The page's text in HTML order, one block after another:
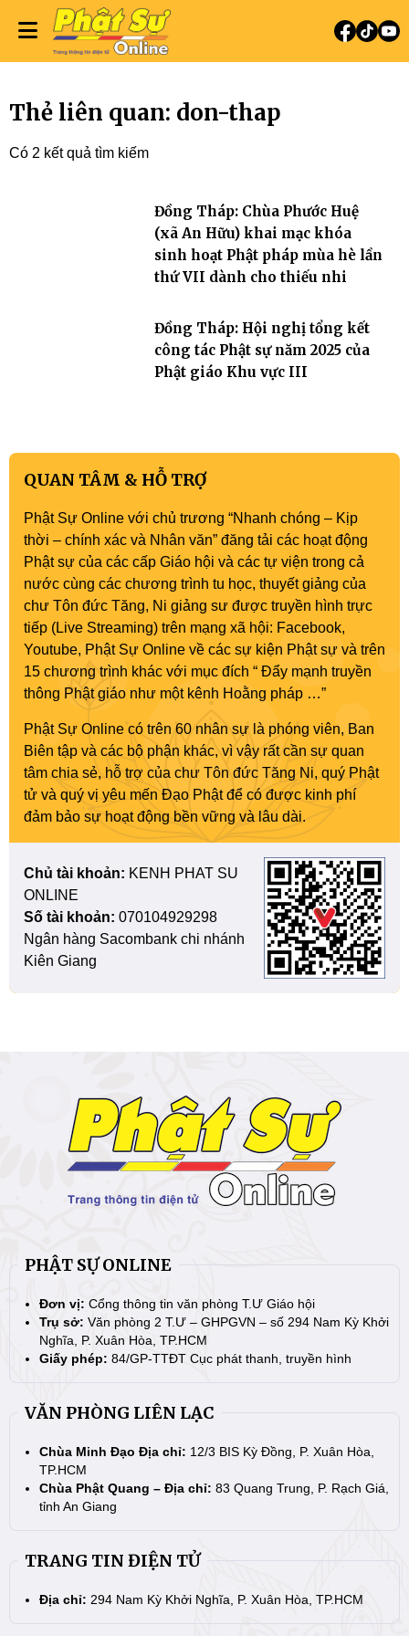
Thẻ liên quan: don-thap
Có 2 kết quả tìm kiếm
Đồng Tháp: Chùa Phước Huệ
(xã An Hữu) khai mạc khóa
sinh hoạt Phật pháp mùa hè lần
thứ VII dành cho thiếu nhi
Đồng Tháp: Hội nghị tổng kết
công tác Phật sự năm 2025 của
Phật giáo Khu vực III
QUAN TÂM & HỖ TRỢ
Phật Sự Online với chủ trương “Nhanh chóng – Kịp
thời – chính xác và Nhân văn” đăng tải các hoạt động
Phật sự của các cấp Giáo hội và các tự viện trong cả
nước cùng các chương trình tu học, thuyết giảng của
chư Tôn đức Tăng, Ni giảng sư được truyền hình trực
tiếp (Live Streaming) trên mạng xã hội: Facebook,
Youtube, Phật Sự Online về các sự kiện Phật sự và trên
15 chương trình khác với mục đích “ Đẩy mạnh truyền
thông Phật giáo như một kênh Hoằng pháp …”
Phật Sự Online có trên 60 nhân sự là phóng viên, Ban
Biên tập và các bộ phận khác, vì vậy rất cần sự quan
tâm chia sẻ, hỗ trợ của chư Tôn đức Tăng Ni, quý Phật
tử và quý vị yêu mến Đạo Phật để có được kinh phí
đảm bảo sự hoạt động bền vững và lâu dài.
Chủ tài khoản: KENH PHAT SU
ONLINE
Số tài khoản: 070104929298
Ngân hàng Sacombank chi nhánh
Kiên Giang
PHẬT SỰ ONLINE
Đơn vị: Cổng thông tin văn phòng T.Ư Giáo hội
Trụ sở: Văn phòng 2 T.Ư – GHPGVN – số 294 Nam Kỳ Khởi
Nghĩa, P. Xuân Hòa, TP.HCM
Giấy phép: 84/GP-TTĐT Cục phát thanh, truyền hình
VĂN PHÒNG LIÊN LẠC
Chùa Minh Đạo Địa chỉ: 12/3 BIS Kỳ Đồng, P. Xuân Hòa,
TP.HCM
Chùa Phật Quang – Địa chỉ: 83 Quang Trung, P. Rạch Giá,
tỉnh An Giang
TRANG TIN ĐIỆN TỬ
Địa chỉ: 294 Nam Kỳ Khởi Nghĩa, P. Xuân Hòa, TP.HCM